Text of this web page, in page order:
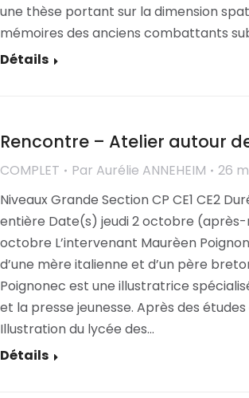
une thèse portant sur la dimension
mémoires des anciens combattants
Détails
Rencontre – Atelier autour
COMPLET Par Aurélie ANNEHEIM
26
Niveaux Grande Section CP CE1 CE2
entière Date(s) jeudi 2 octobre (après-
octobre L’intervenant Maurèen
d’une mère italienne et d’un père
Poignonec est une illustratrice
et la presse jeunesse. Après des études
Illustration du lycée des…
Détails